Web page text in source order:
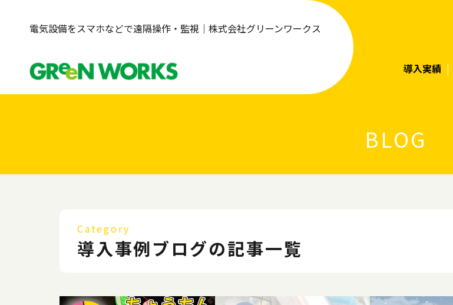
電気設備をスマホなどで遠隔操作・監視｜株式会社グリーンワークス
導入実績
BLOG
Category
導入事例ブログの記事一覧